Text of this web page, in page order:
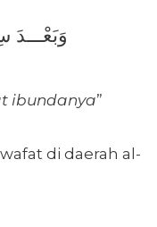
وَبَعْـــدَ سِــتٍّ مَعَ
ibundanya”
di daerah al-